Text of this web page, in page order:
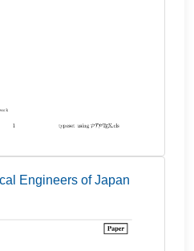
Engineers of Japan